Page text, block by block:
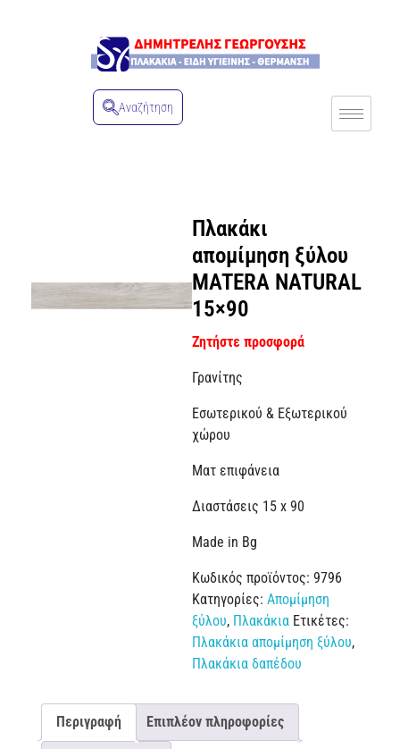
Αναζήτηση
Πλακάκι
απομίμηση ξύλου
MATERA NATURAL
15×90
Ζητήστε προσφορά
Γρανίτης
Εσωτερικού & Εξωτερικού
χώρου
Ματ επιφάνεια
Διαστάσεις 15 x 90
Made in Bg
Κωδικός προϊόντος: 9796
Κατηγορίες: Απομίμηση
ξύλου, Πλακάκια Ετικέτες:
Πλακάκια απομίμηση ξύλου,
Πλακάκια δαπέδου
Περιγραφή Επιπλέον πληροφορίες